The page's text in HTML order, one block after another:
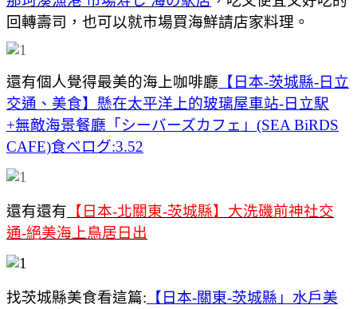
回轉壽司，也可以就市場買海鮮請店家料理。
還有個人覺得最美的海上咖啡廳 【日本-茨城縣-日立
交通、美食】懸在太平洋上的玻璃屋車站-日立駅
+無敵海景餐廳「シーバーズカフェ」(SEA BiRDS
CAFE)食べログ:3.52
還有還有 【日本-北關東-茨城縣】大洗磯前神社交
通-絕美海上鳥居日出
找茨城縣美食看這篇: 【日本-關東-茨城縣」水戶美